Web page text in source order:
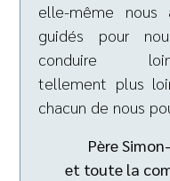
elle-même nous
guidés pour
conduire
tellement plus
chacun de nous
Père
et toute la